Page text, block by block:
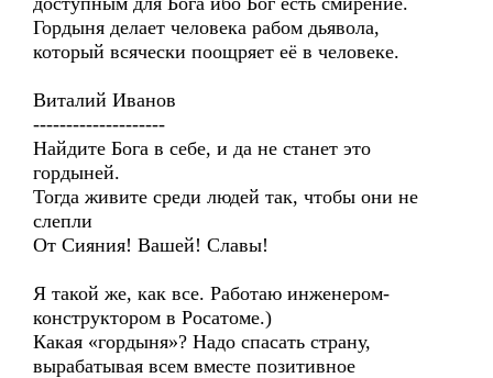
Гордыня делает человека рабом дьявола,
который всячески поощряет её в человеке.
Виталий Иванов
--------------------
Найдите Бога в себе, и да не станет это
гордыней.
Тогда живите среди людей так, чтобы они не
слепли
От Сияния! Вашей! Славы!
Я такой же, как все. Работаю инженером-
конструктором в Росатоме.)
Какая «гордыня»? Надо спасать страну,
вырабатывая всем вместе позитивное